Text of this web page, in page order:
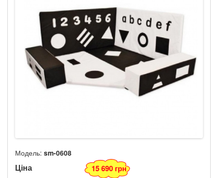
Модель: sm-0608
Ціна 15 690 грн